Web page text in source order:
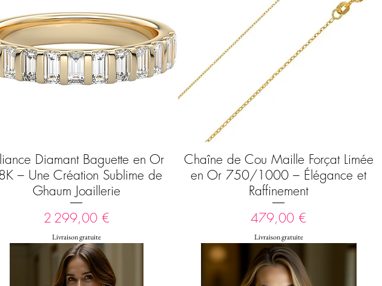
Aperçu rapide
Diamant Baguette en Or
– Une Création Sublime de
Ghaum Joaillerie
Prix
2 299,00 €
Livraison gratuite
Aperçu rapide
Chaîne de Cou Maille Forçat Limée
en Or 750/1000 – Élégance et
Raffinement
Prix
479,00 €
Livraison gratuite